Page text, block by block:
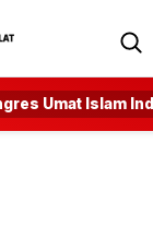
Umat Islam